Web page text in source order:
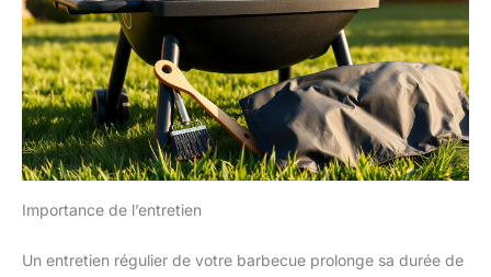
Importance de l’entretien
Un entretien régulier de votre barbecue prolonge sa durée de